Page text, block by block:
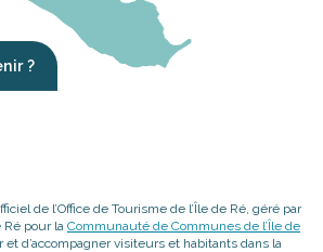
?
de l’Office de Tourisme de l’Île de Ré, géré par
Ré pour la Communauté de Communes de l’Île de
et d’accompagner visiteurs et habitants dans la